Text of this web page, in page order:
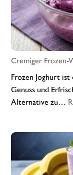
Cremiger Frozen-
Frozen Joghurt
Genuss und
Alternative zu…